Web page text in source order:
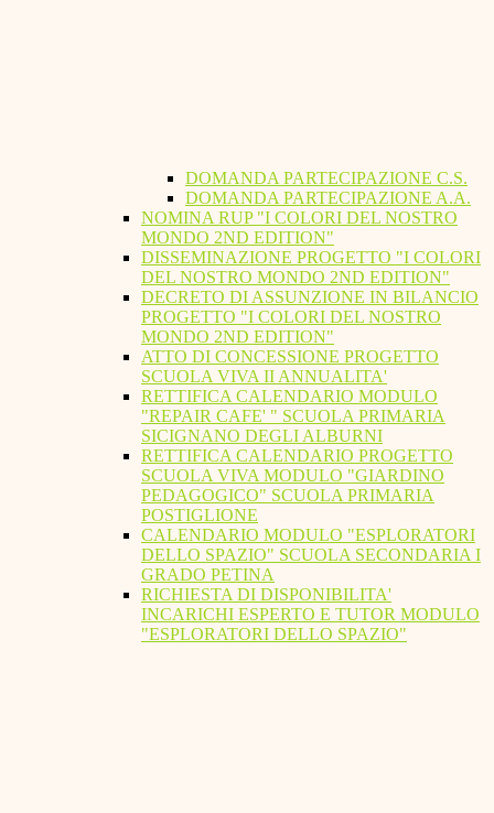
DOMANDA PARTECIPAZIONE C.S.
DOMANDA PARTECIPAZIONE A.A.
NOMINA RUP "I COLORI DEL NOSTRO
MONDO 2ND EDITION"
DISSEMINAZIONE PROGETTO "I COLORI
DEL NOSTRO MONDO 2ND EDITION"
DECRETO DI ASSUNZIONE IN BILANCIO
PROGETTO "I COLORI DEL NOSTRO
MONDO 2ND EDITION"
ATTO DI CONCESSIONE PROGETTO
SCUOLA VIVA II ANNUALITA'
RETTIFICA CALENDARIO MODULO
"REPAIR CAFE' " SCUOLA PRIMARIA
SICIGNANO DEGLI ALBURNI
RETTIFICA CALENDARIO PROGETTO
SCUOLA VIVA MODULO "GIARDINO
PEDAGOGICO" SCUOLA PRIMARIA
POSTIGLIONE
CALENDARIO MODULO "ESPLORATORI
DELLO SPAZIO" SCUOLA SECONDARIA I
GRADO PETINA
RICHIESTA DI DISPONIBILITA'
INCARICHI ESPERTO E TUTOR MODULO
"ESPLORATORI DELLO SPAZIO"